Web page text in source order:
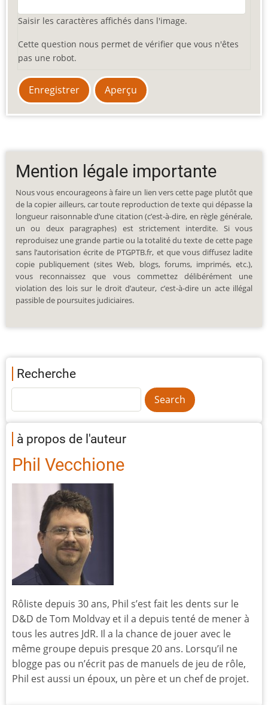
Saisir les caractères affichés dans l'image.
Cette question nous permet de vérifier que vous n'êtes
pas une robot.
Mention légale importante
Nous vous encourageons à faire un lien vers cette page plutôt que
de la copier ailleurs, car toute reproduction de texte qui dépasse la
longueur raisonnable d’une citation (c’est-à-dire, en règle générale,
un ou deux paragraphes) est strictement interdite. Si vous
reproduisez une grande partie ou la totalité du texte de cette page
sans l’autorisation écrite de PTGPTB.fr, et que vous diffusez ladite
copie publiquement (sites Web, blogs, forums, imprimés, etc.),
vous reconnaissez que vous commettez délibérément une
violation des lois sur le droit d’auteur, c’est-à-dire un acte illégal
passible de poursuites judiciaires.
Recherche
à propos de l'auteur
Phil Vecchione
Rôliste depuis 30 ans, Phil s’est fait les dents sur le
D&D de Tom Moldvay et il a depuis tenté de mener à
tous les autres JdR. Il a la chance de jouer avec le
même groupe depuis presque 20 ans. Lorsqu’il ne
blogge pas ou n’écrit pas de manuels de jeu de rôle,
Phil est aussi un époux, un père et un chef de projet.